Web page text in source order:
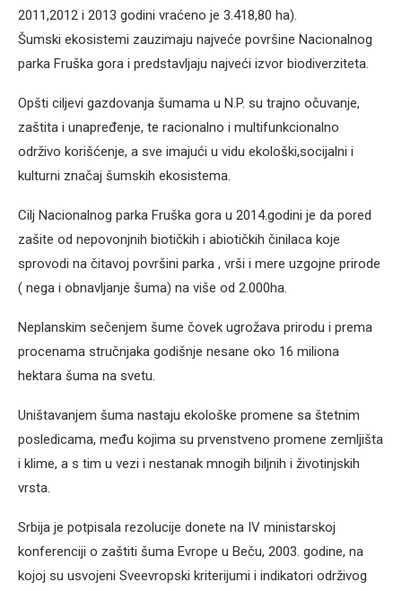
2011,2012 i 2013 godini vraćeno je 3.418,80 ha).
Šumski ekosistemi zauzimaju najveće površine Nacionalnog
parka Fruška gora i predstavljaju najveći izvor biodiverziteta.
Opšti ciljevi gazdovanja šumama u N.P. su trajno očuvanje,
zaštita i unapređenje, te racionalno i multifunkcionalno
održivo korišćenje, a sve imajući u vidu ekološki,socijalni i
kulturni značaj šumskih ekosistema.
Cilj Nacionalnog parka Fruška gora u 2014.godini je da pored
zašite od nepovonjnih biotičkih i abiotičkih činilaca koje
sprovodi na čitavoj površini parka , vrši i mere uzgojne prirode
( nega i obnavljanje šuma) na više od 2.000ha.
Neplanskim sečenjem šume čovek ugrožava prirodu i prema
procenama stručnjaka godišnje nesane oko 16 miliona
hektara šuma na svetu.
Uništavanjem šuma nastaju ekološke promene sa štetnim
posledicama, među kojima su prvenstveno promene zemljišta
i klime, a s tim u vezi i nestanak mnogih biljnih i životinjskih
vrsta.
Srbija je potpisala rezolucije donete na IV ministarskoj
konferenciji o zaštiti šuma Evrope u Beču, 2003. godine, na
kojoj su usvojeni Sveevropski kriterijumi i indikatori održivog